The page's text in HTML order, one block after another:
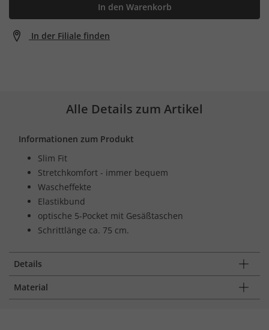
In den Warenkorb
In der Filiale finden
Alle Details zum Artikel
Informationen zum Produkt
Slim Fit
Stretchkomfort - immer bequem
Wascheffekte
Elastikbund
optische 5-Pocket mit Gesäßtaschen
Schrittlänge ca. 75 cm.
Details
Material